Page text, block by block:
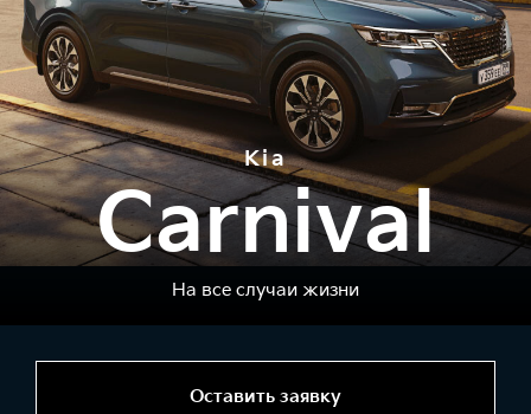
Оставить заявку
Kia
Carnival
На все случаи жизни